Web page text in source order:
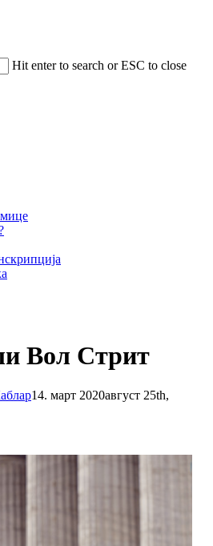
Hit enter to search or ESC to close
Вол Стрит
14. март 2020август 25th,